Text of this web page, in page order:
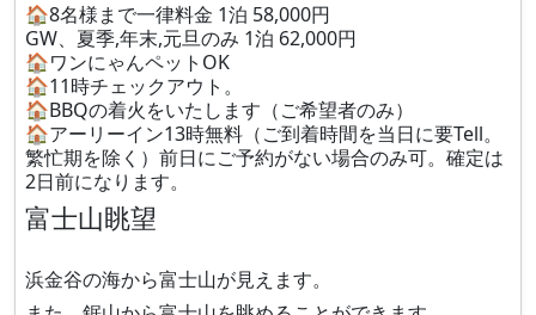
🏠8名様まで一律料金 1泊 58,000円
GW、夏季,年末,元旦のみ 1泊 62,000円
🏠ワンにゃんペットOK
🏠11時チェックアウト。
🏠BBQの着火をいたします（ご希望者のみ）
🏠アーリーイン13時無料（ご到着時間を当日に要Tell。
繁忙期を除く）前日にご予約がない場合のみ可。確定は
2日前になります。
富士山眺望
浜金谷の海から富士山が見えます。